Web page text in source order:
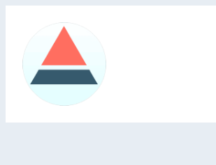
springen